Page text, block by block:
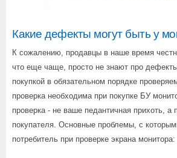
Какие дефекты могут быть у
К сожалению, продавцы в наше время
что еще чаще, просто не знают про
покупкой в обязательном порядке
проверка необходима при покупке БУ
проверка - не ваше педантичная прихоть, а
покупателя. Основные проблемы, с
потребитель при проверке экрана монитора: